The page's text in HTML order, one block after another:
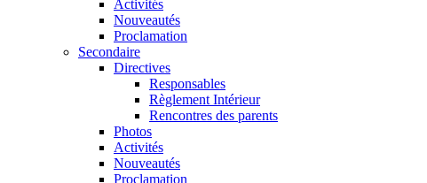
Activités
Nouveautés
Proclamation
Secondaire
Directives
Responsables
Règlement Intérieur
Rencontres des parents
Photos
Activités
Nouveautés
Proclamation